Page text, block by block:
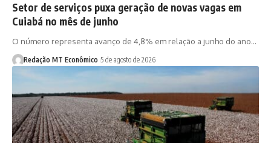
Setor de serviços puxa geração de novas vagas em
Cuiabá no mês de junho
O número representa avanço de 4,8% em relação a junho do ano…
Redação MT Econômico 5 de agosto de 2026